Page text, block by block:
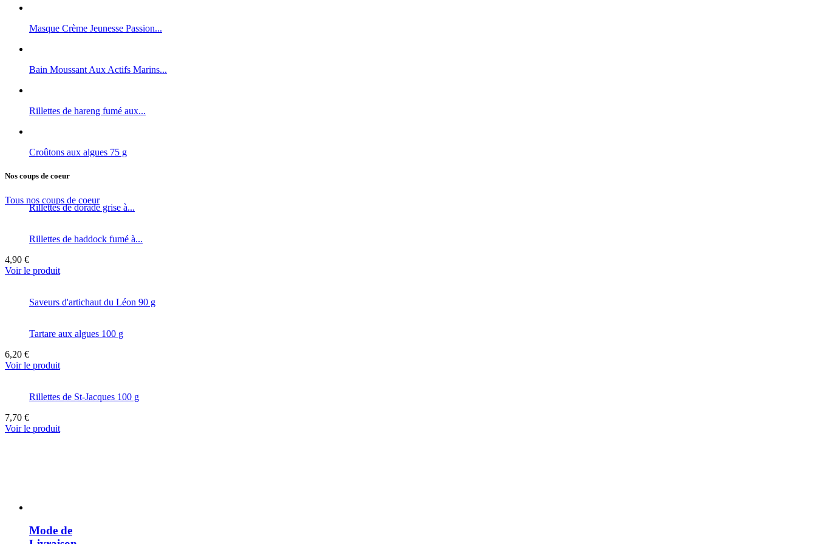
Masque Crème Jeunesse Passion...
Bain Moussant Aux Actifs Marins...
Rillettes de hareng fumé aux...
Croûtons aux algues 75 g
Nos coups de coeur
Tous nos coups de coeur
Rillettes de dorade grise à...
Rillettes de haddock fumé à...
4,90 €
Voir le produit
Saveurs d'artichaut du Léon 90 g
Tartare aux algues 100 g
6,20 €
Voir le produit
Rillettes de St-Jacques 100 g
7,70 €
Voir le produit
Mode de